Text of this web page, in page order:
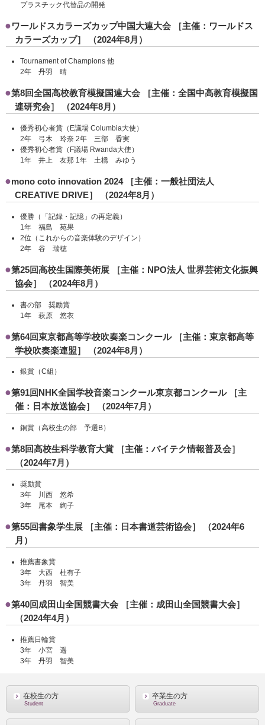
プラスチック代替品の開発
ワールドスカラーズカップ中国大連大会 ［主催：ワールドス
カラーズカップ］ （2024年8月）
Tournament of Champions 他
2年 丹羽 晴
第8回全国高校教育模擬国連大会 ［主催：全国中高教育模擬国
連研究会］ （2024年8月）
優秀初心者賞（E議場 Columbia大使）
2年 弓木 玲奈 2年 三部 香実
優秀初心者賞（F議場 Rwanda大使）
1年 井上 友那 1年 土橋 みゆう
mono coto innovation 2024 ［主催：一般社団法人
CREATIVE DRIVE］ （2024年8月）
優勝（「記録・記憶」の再定義）
1年 福島 苑果
2位（これからの音楽体験のデザイン）
2年 谷 瑞穂
第25回高校生国際美術展 ［主催：NPO法人 世界芸術文化振興
協会］ （2024年8月）
書の部 奨励賞
1年 萩原 悠衣
第64回東京都高等学校吹奏楽コンクール ［主催：東京都高等
学校吹奏楽連盟］ （2024年8月）
銀賞（C組）
第91回NHK全国学校音楽コンクール東京都コンクール ［主
催：日本放送協会］ （2024年7月）
銅賞（高校生の部 予選B）
第8回高校生科学教育大賞 ［主催：バイテク情報普及会］
（2024年7月）
奨励賞
3年 川西 悠希
3年 尾本 絢子
第55回書象学生展 ［主催：日本書道芸術協会］ （2024年6
月）
推薦書象賞
3年 大西 杜有子
3年 丹羽 智美
第40回成田山全国競書大会 ［主催：成田山全国競書大会］
（2024年4月）
推薦日輪賞
3年 小宮 遥
3年 丹羽 智美
在校生の方
Student
卒業生の方
Graduate